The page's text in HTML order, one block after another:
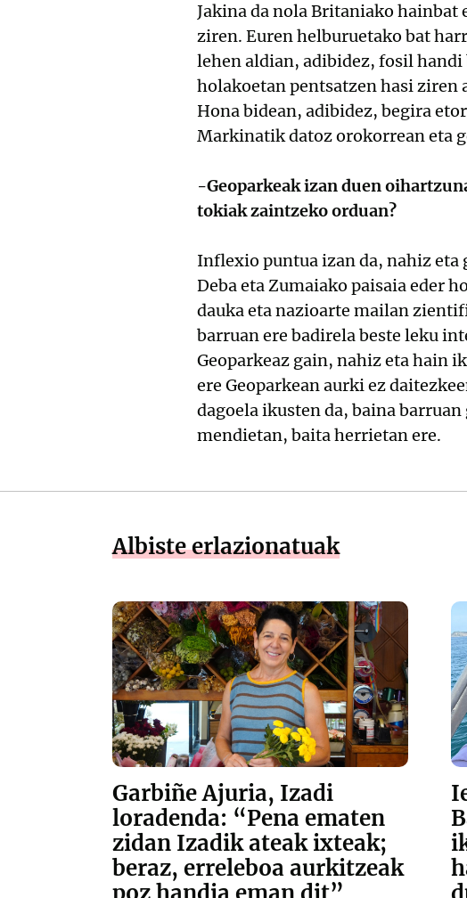
Jakina da nola Britaniako
ziren. Euren helburuetako bat
lehen aldian, adibidez, fosil
holakoetan pentsatzen hasi
Hona bidean, adibidez, begira
Markinatik datoz orokorrean eta
-Geoparkeak izan duen
tokiak zaintzeko orduan?
Inflexio puntua izan da, nahiz eta
Deba eta Zumaiako paisaia eder
dauka eta nazioarte mailan
barruan ere badirela beste leku
Geoparkeaz gain, nahiz eta hain
ere Geoparkean aurki ez
dagoela ikusten da, baina
mendietan, baita herrietan ere.
Albiste erlazionatuak
Garbiñe Ajuria, Izadi
loradenda: “Pena ematen
zidan Izadik ateak ixteak;
beraz, erreleboa aurkitzeak